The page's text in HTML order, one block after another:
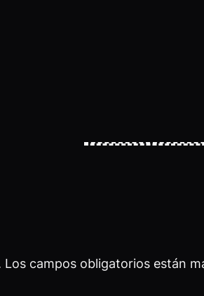
Los campos obligatorios están